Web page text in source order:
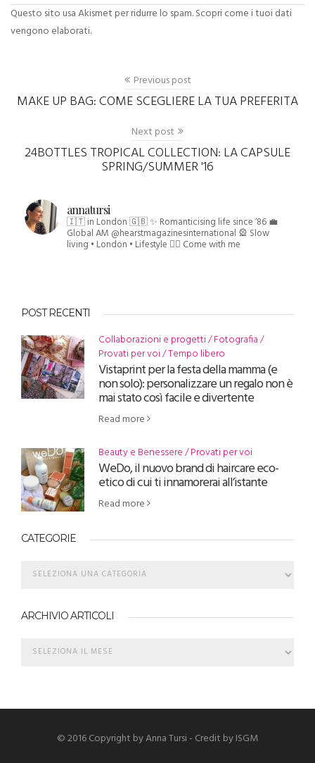
Questo sito usa Akismet per ridurre lo spam.Scopri come i tuoi dati
vengono elaborati.
Previous post
MAKE UP BAG: COME SCEGLIERE LA TUA PREFERITA
Next post
24BOTTLES TROPICAL COLLECTION: LA CAPSULE
SPRING/SUMMER '16
annatursi
🇮🇹 in London 🇬🇧✨ Romanticising life since ‘86💼
Global AM @hearstmagazinesinternational 🎡 Slow
living • London • Lifestyle 👇🏻 Come with me
POST RECENTI
Collaborazioni e progetti Fotografia
Provati per voi Tempo libero
Vistaprint per la festa della mamma (e
non solo): personalizzare un regalo non è
mai stato così facile e divertente
Read more
Beauty e Benessere Provati per voi
WeDo, il nuovo brand di haircare eco-
etico di cui ti innamorerai all’istante
Read more
CATEGORIE
ARCHIVIO ARTICOLI
© 2016 Copyright by Anna Tursi - Credit byISGM